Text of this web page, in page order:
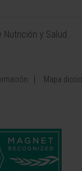
Nutrición y Salud
Mapa